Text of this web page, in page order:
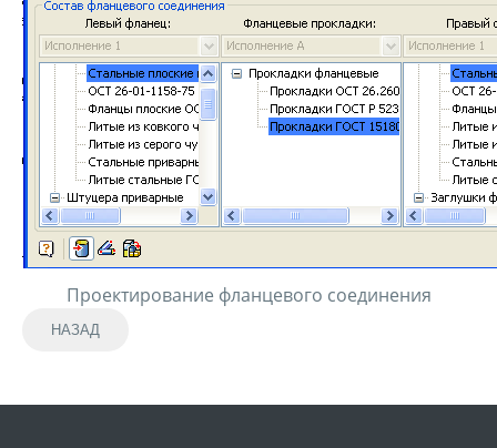
Проектирование фланцевого соединения